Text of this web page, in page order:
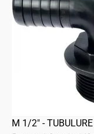
M 1/2" -